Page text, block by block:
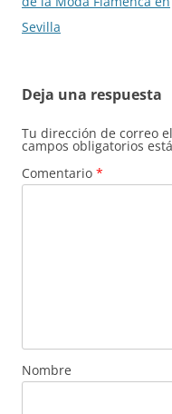
entradas
Sevilla
Deja una respuesta
Tu dirección de correo
campos obligatorios
Comentario *
Nombre